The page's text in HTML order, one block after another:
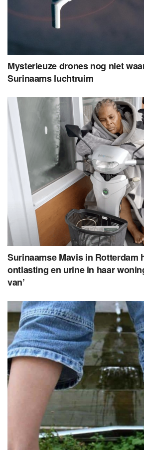
Mysterieuze drones nog niet
Surinaams luchtruim
Surinaamse Mavis in Rotterdam
ontlasting en urine in haar
van’